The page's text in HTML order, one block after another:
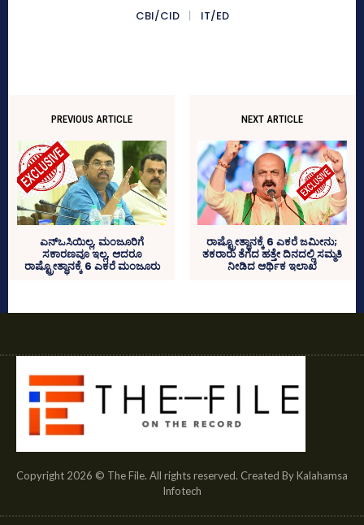
CBI/CID
IT/ED
PREVIOUS ARTICLE
ಎನ್‌ಒಸಿಯಿಲ್ಲ, ಮಂಜೂರಿಗೆ
ಸಕಾರಣವೂ ಇಲ್ಲ, ಆದರೂ
ರಾಷ್ಟ್ರೋತ್ಥಾನಕ್ಕೆ 6 ಎಕರೆ ಮಂಜೂರು
NEXT ARTICLE
ರಾಷ್ಟ್ರೋತ್ಥಾನಕ್ಕೆ 6 ಎಕರೆ ಜಮೀನು;
ತಕರಾರು ತೆಗೆದ ಹತ್ತೇ ದಿನದಲ್ಲಿ ಸಮ್ಮತಿ
ನೀಡಿದ ಆರ್ಥಿಕ ಇಲಾಖೆ
Copyright 2026 © The File. All rights reserved. Created By Kalahamsa
Infotech